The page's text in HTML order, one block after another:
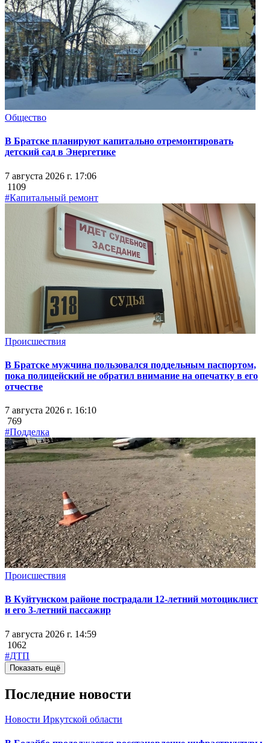
Общество
В Братске планируют капитально отремонтировать
детский сад в Энергетике
7 августа 2026 г. 17:06
1109
#Капитальный ремонт
Происшествия
В Братске мужчина пользовался поддельным паспортом,
пока полицейский не обратил внимание на опечатку в его
отчестве
7 августа 2026 г. 16:10
769
#Подделка
Происшествия
В Куйтунском районе пострадали 12-летний мотоциклист
и его 3-летний пассажир
7 августа 2026 г. 14:59
1062
#ДТП
Показать ещё
Последние новости
Новости Иркутской области